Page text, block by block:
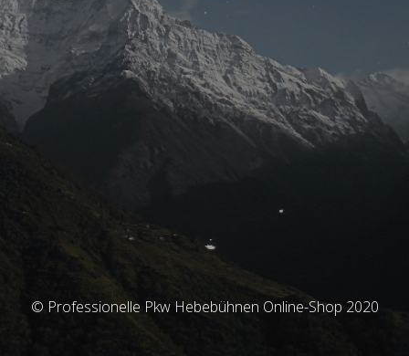
© Professionelle Pkw Hebebühnen Online-Shop 2020